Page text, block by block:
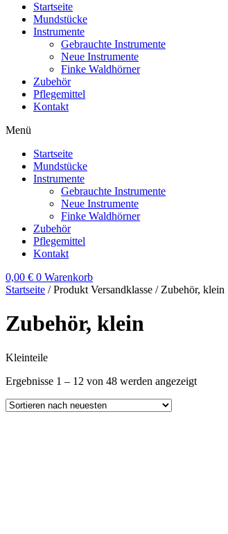
Startseite
Mundstücke
Instrumente
Gebrauchte Instrumente
Neue Instrumente
Finke Waldhörner
Zubehör
Pflegemittel
Kontakt
Menü
Startseite
Mundstücke
Instrumente
Gebrauchte Instrumente
Neue Instrumente
Finke Waldhörner
Zubehör
Pflegemittel
Kontakt
0,00 € 0 Warenkorb
Startseite / Produkt Versandklasse / Zubehör, klein
Zubehör, klein
Kleinteile
Ergebnisse 1 – 12 von 48 werden angezeigt